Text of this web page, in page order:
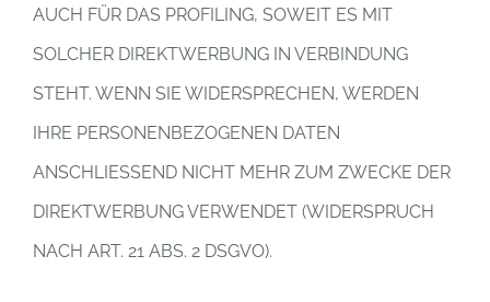
AUCH FÜR DAS PROFILING, SOWEIT ES MIT
SOLCHER DIREKTWERBUNG IN VERBINDUNG
STEHT. WENN SIE WIDERSPRECHEN, WERDEN
IHRE PERSONENBEZOGENEN DATEN
ANSCHLIESSEND NICHT MEHR ZUM ZWECKE DER
DIREKTWERBUNG VERWENDET (WIDERSPRUCH
NACH ART. 21 ABS. 2 DSGVO).